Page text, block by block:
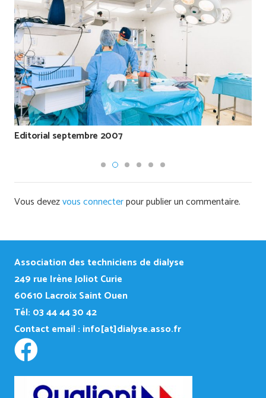
Editorial septembre 2007
Vous devezvous connecterpour publier un commentaire.
Association des techniciens de dialyse
249 rue Irène Joliot Curie
60610 Lacroix Saint Ouen
Tél: 03 44 44 30 42
Contact email : info[at]dialyse.asso.fr